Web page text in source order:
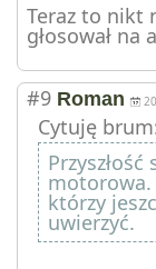
Teraz to nikt
głosował na
#9 Roman
Cytuję
którzy
uwierzyć.